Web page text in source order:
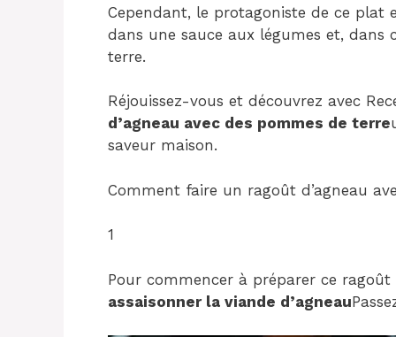
Cependant, le protagoniste de ce plat
dans une sauce aux légumes et, dans
terre.
Réjouissez-vous et découvrez avec
d’agneau avec des pommes de terre
saveur maison.
Comment faire un ragoût d’agneau
1
Pour commencer à préparer ce
assaisonner la viande d’agneau